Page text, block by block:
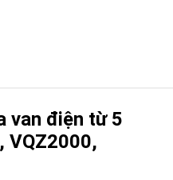
van điện từ 5
VQZ2000,